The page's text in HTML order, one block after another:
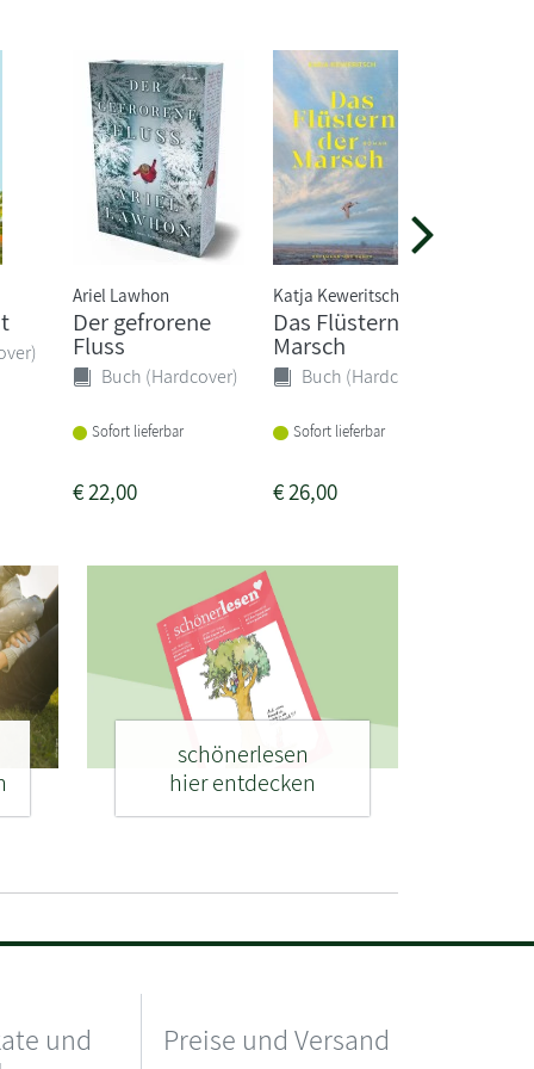
Ariel Lawhon
Der gefrorene
Fluss
Buch (Hardcover)
Sofort lieferbar
€22,00
Katja Keweritsch
Das Flüstern der
Marsch
Buch (Hardcover)
Sofort lieferbar
€26,00
schönerlesen
hier entdecken
und
Preise und Versand